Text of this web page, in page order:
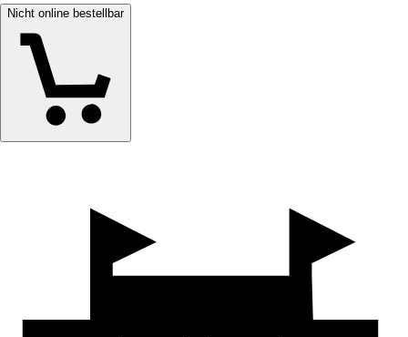
Nicht online bestellbar